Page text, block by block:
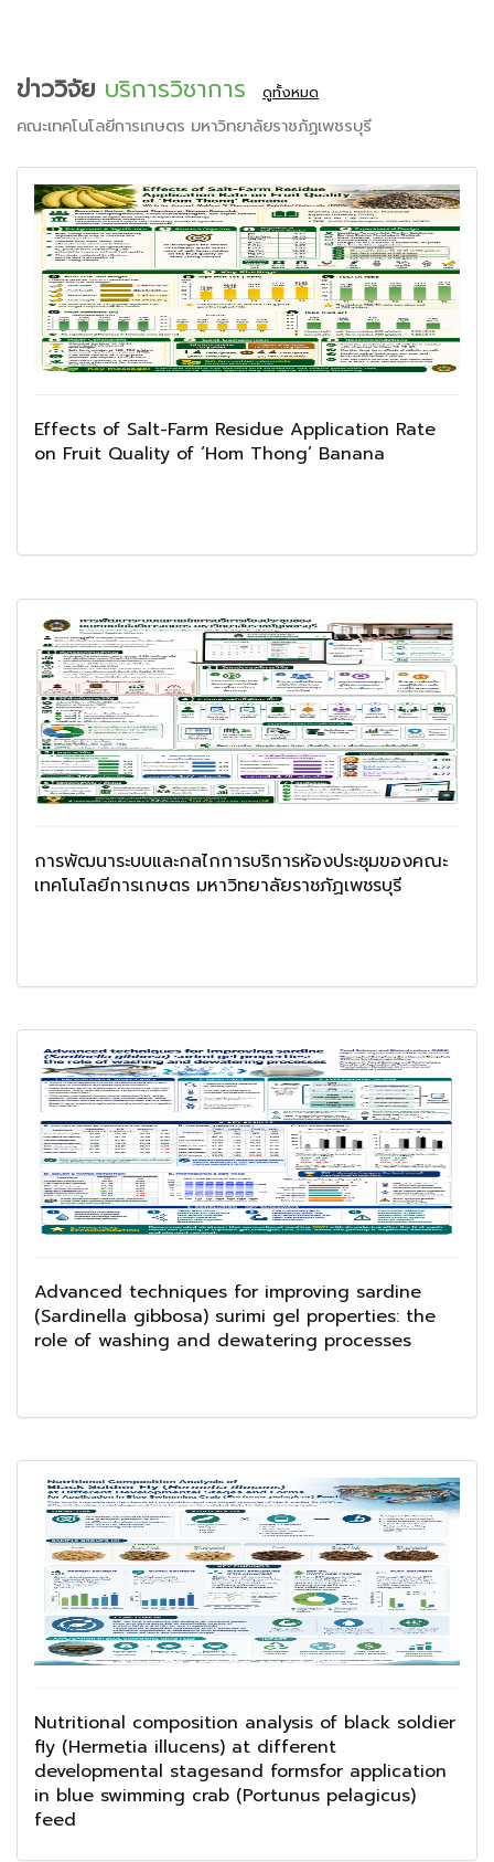
ข่าววิจัย บริการวิชาการ ดูทั้งหมด
คณะเทคโนโลยีการเกษตร มหาวิทยาลัยราชภัฏเพชรบุรี
Effects of Salt-Farm Residue Application Rate
on Fruit Quality of ‘Hom Thong’ Banana
การพัฒนาระบบและกลไกการบริการห้องประชุมของคณะ
เทคโนโลยีการเกษตร มหาวิทยาลัยราชภัฏเพชรบุรี
Advanced techniques for improving sardine
(Sardinella gibbosa) surimi gel properties: the
role of washing and dewatering processes
Nutritional composition analysis of black soldier
fly (Hermetia illucens) at different
developmental stagesand formsfor application
in blue swimming crab (Portunus pelagicus)
feed